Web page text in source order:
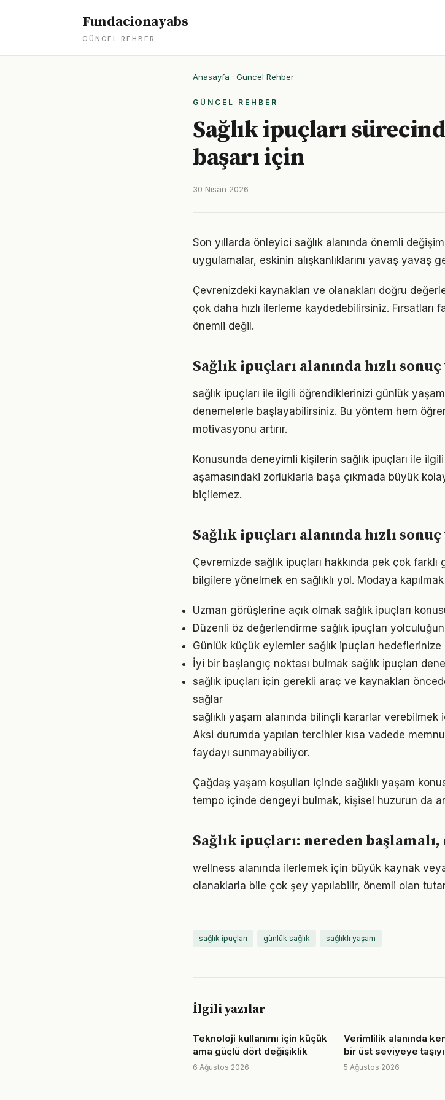
Fundacionayabs
GÜNCEL REHBER
Anasayfa · Güncel Rehber
GÜNCEL REHBER
Sağlık ipuçları
başarı için
30 Nisan 2026
Son yıllarda önleyici sağlık alanında önemli
uygulamalar, eskinin alışkanlıklarını yavaş yavaş
Çevrenizdeki kaynakları ve olanakları doğru
çok daha hızlı ilerleme kaydedebilirsiniz.
önemli değil.
Sağlık ipuçları alanında hızlı
sağlık ipuçları ile ilgili öğrendiklerinizi günlük
denemelerle başlayabilirsiniz. Bu yöntem hem
motivasyonu artırır.
Konusunda deneyimli kişilerin sağlık ipuçları ile
aşamasındaki zorluklarla başa çıkmada büyük
biçilemez.
Sağlık ipuçları alanında hızlı
Çevremizde sağlık ipuçları hakkında pek çok farklı
bilgilere yönelmek en sağlıklı yol. Modaya
Uzman görüşlerine açık olmak sağlık ipuçları
Düzenli öz değerlendirme sağlık ipuçları
Günlük küçük eylemler sağlık ipuçları hedeflerinize
İyi bir başlangıç noktası bulmak sağlık ipuçları
sağlık ipuçları için gerekli araç ve kaynakları
sağlar
sağlıklı yaşam alanında bilinçli kararlar
Aksi durumda yapılan tercihler kısa vadede
faydayı sunmayabiliyor.
Çağdaş yaşam koşulları içinde sağlıklı yaşam
tempo içinde dengeyi bulmak, kişisel huzurun da
Sağlık ipuçları: nereden
wellness alanında ilerlemek için büyük kaynak
olanaklarla bile çok şey yapılabilir, önemli olan
sağlık ipuçları günlük sağlık sağlıklı yaşam
İlgili yazılar
Teknoloji kullanımı için küçük
ama güçlü dört değişiklik
6 Ağustos 2026
Verimlilik alanında
bir üst seviyeye
5 Ağustos 2026